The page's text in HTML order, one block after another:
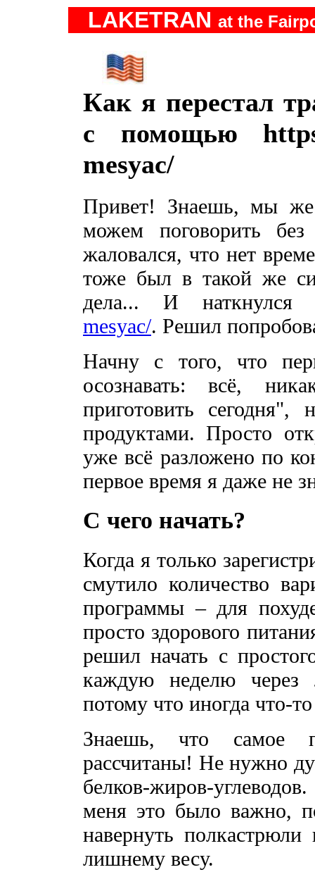
LAKETRAN at the
Как я перестал
с помощью
mesyac/
Привет! Знаешь, мы же
можем поговорить
жаловался, что нет
тоже был в такой же
дела... И
mesyac/. Решил
Начну с того, что
осознавать: всё,
приготовить
продуктами. Просто
уже всё разложено по
первое время я даже не
С чего начать?
Когда я только
смутило количество
программы – для
просто здорового
решил начать с
каждую неделю через
потому что иногда что-
Знаешь, что самое
рассчитаны! Не нужно
белков-жиров-
меня это было важно,
навернуть
лишнему весу.